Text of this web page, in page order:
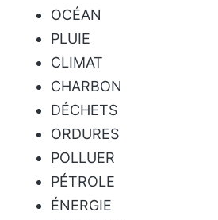
OCÉAN
PLUIE
CLIMAT
CHARBON
DÉCHETS
ORDURES
POLLUER
PÉTROLE
ÉNERGIE